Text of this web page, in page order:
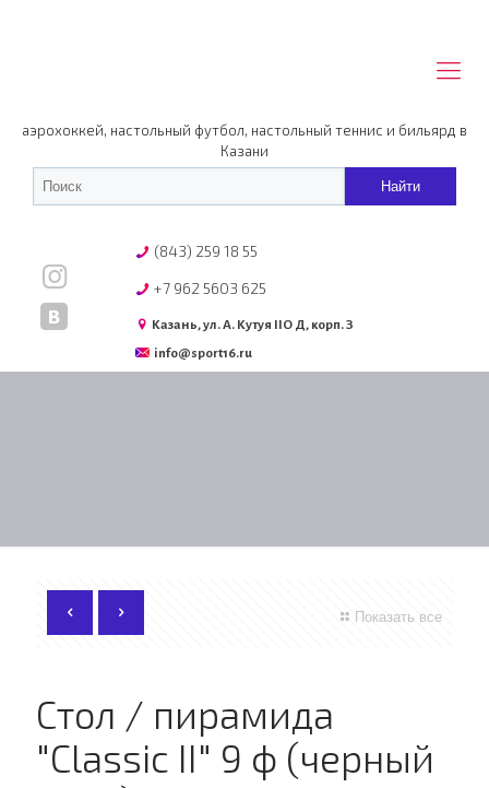
аэрохоккей, настольный футбол, настольный теннис и бильярд в
Казани
(843) 259 18 55
+7 962 5603 625
Казань, ул. А. Кутуя IIO Д, корп. З
info@sport16.ru
Показать все
Стол / пирамида
"Classic II" 9 ф (черный